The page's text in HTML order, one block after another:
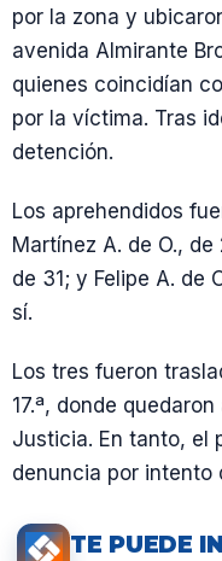
por la zona y
avenida Almirante
quienes coincidían
por la víctima. Tras
detención.
Los aprehendidos
Martínez A. de O.,
de 31; y Felipe A. de
sí.
Los tres fueron
17.ª, donde
Justicia. En tanto, el
denuncia por intento
TE PUEDE